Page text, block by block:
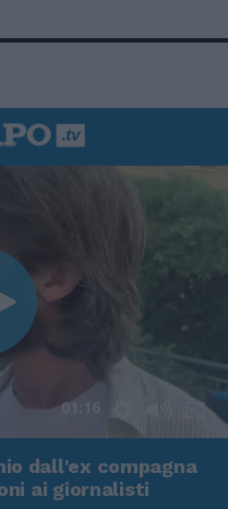
01:16
dall'ex compagna
ai giornalisti